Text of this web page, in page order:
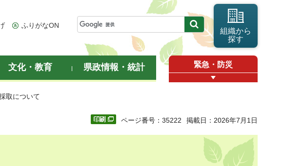
ふりがなON
組織から
探す
文化・教育 県政情報・統計 緊急・防災
取について
ページ番号：35222 掲載日：2026年7月1日